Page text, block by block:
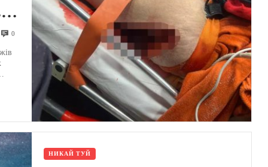
0
НИКАЙ ТУЙ